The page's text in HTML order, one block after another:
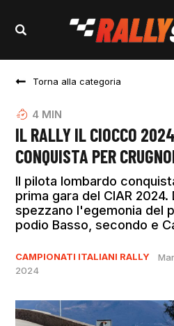
Torna alla categoria
4 MIN
IL RALLY IL CIOCCO
CONQUISTA PER
Il pilota lombardo
prima gara del CIAR
spezzano l'egemonia del
podio Basso, secondo e
CAMPIONATI ITALIANI RALLY
2024